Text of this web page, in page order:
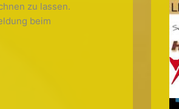
zu lassen.
beim